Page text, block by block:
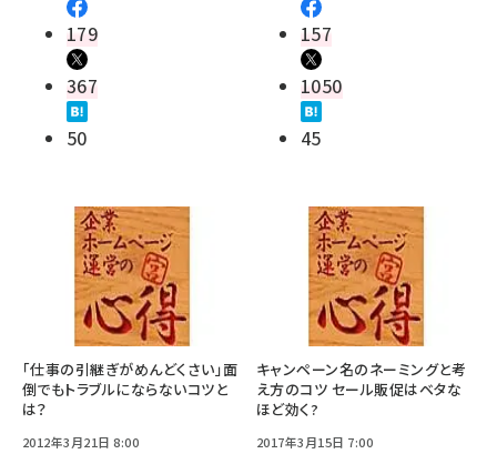
179
367
50
157
1050
45
「仕事の引継ぎがめんどくさい」面
倒でもトラブルにならないコツと
は？
2012年3月21日 8:00
キャンペーン名のネーミングと考
え方のコツ セール販促はベタな
ほど効く?
2017年3月15日 7:00